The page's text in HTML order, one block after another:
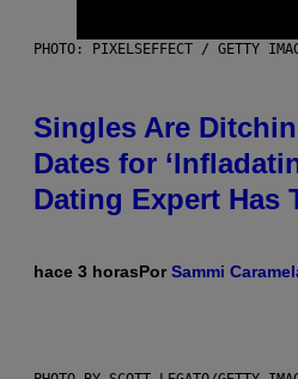
PHOTO: PIXELSEFFECT / GETTY
Singles Are
Dates for
Dating Expert Has
hace 3 horasPorSammi